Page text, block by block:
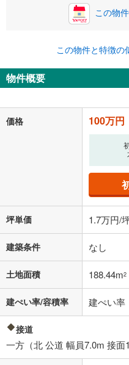
この物
この物件と特徴の
物件概要
価格 100万円
坪単価 1.7万円/
建築条件 なし
土地面積 188.44m2
建ぺい率/容積率 建ぺい率
接道
一方（北 公道 幅員7.0m 接面